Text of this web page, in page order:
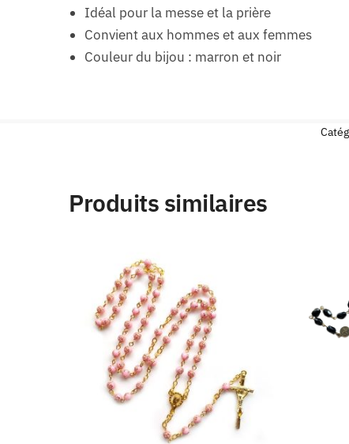
Idéal pour la messe et la prière
Convient aux hommes et aux femmes
Couleur du bijou : marron et noir
Produits similaires